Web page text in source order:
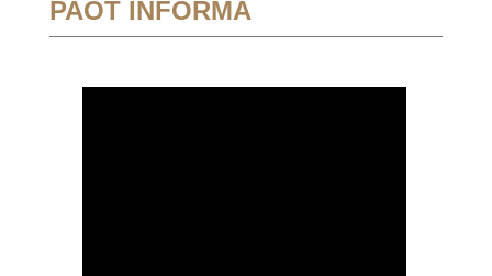
PAOT INFORMA